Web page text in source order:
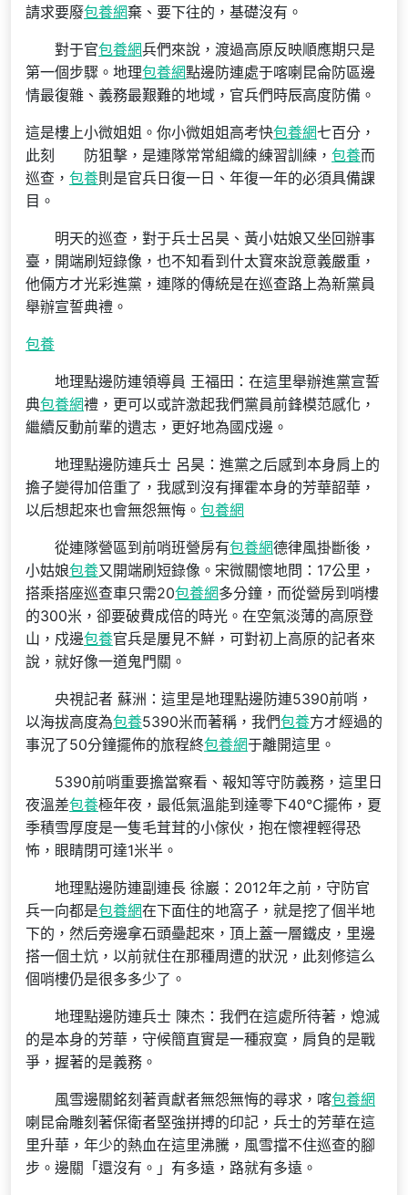
請求要廢包養網棄、要下往的，基礎沒有。
對于官包養網兵們來說，渡過高原反映順應期只是
第一個步驟。地理包養網點邊防連處于喀喇昆侖防區邊
情最復雜、義務最艱難的地域，官兵們時辰高度防備。
這是樓上小微姐姐。你小微姐姐高考快包養網七百分，
此刻 防狙擊，是連隊常常組織的練習訓練， 包養而
巡查， 包養則是官兵日復一日、年復一年的必須具備課
目。
明天的巡查，對于兵士呂昊、黃小姑娘又坐回辦事
臺，開端刷短錄像，也不知看到什太寶來說意義嚴重，
他倆方才光彩進黨，連隊的傳統是在巡查路上為新黨員
舉辦宣誓典禮。
包養
地理點邊防連領導員 王福田：在這里舉辦進黨宣誓
典包養網禮，更可以或許激起我們黨員前鋒模范感化，
繼續反動前輩的遺志，更好地為國戍邊。
地理點邊防連兵士 呂昊：進黨之后感到本身肩上的
擔子變得加倍重了，我感到沒有揮霍本身的芳華韶華，
以后想起來也會無怨無悔。 包養網
從連隊營區到前哨班營房有包養網德律風掛斷後，
小姑娘包養又開端刷短錄像。宋微關懷地問：17公里，
搭乘搭座巡查車只需20包養網多分鐘，而從營房到哨樓
的300米，卻要破費成倍的時光。在空氣淡薄的高原登
山，戍邊包養官兵是屢見不鮮，可對初上高原的記者來
說，就好像一道鬼門關。
央視記者 蘇洲：這里是地理點邊防連5390前哨，
以海拔高度為包養5390米而著稱，我們包養方才經過的
事況了50分鐘擺佈的旅程終包養網于離開這里。
5390前哨重要擔當察看、報知等守防義務，這里日
夜溫差包養極年夜，最低氣溫能到達零下40℃擺佈，夏
季積雪厚度是一隻毛茸茸的小傢伙，抱在懷裡輕得恐
怖，眼睛閉可達1米半。
地理點邊防連副連長 徐巖：2012年之前，守防官
兵一向都是包養網在下面住的地窩子，就是挖了個半地
下的，然后旁邊拿石頭壘起來，頂上蓋一層鐵皮，里邊
搭一個土炕，以前就住在那種周遭的狀況，此刻修這么
個哨樓仍是很多多少了。
地理點邊防連兵士 陳杰：我們在這處所待著，熄滅
的是本身的芳華，守候簡直實是一種寂寞，肩負的是戰
爭，握著的是義務。
風雪邊關銘刻著貢獻者無怨無悔的尋求，喀包養網
喇昆侖雕刻著保衛者堅強拼搏的印記，兵士的芳華在這
里升華，年少的熱血在這里沸騰，風雪擋不住巡查的腳
步。邊關「還沒有。」有多遠，路就有多遠。